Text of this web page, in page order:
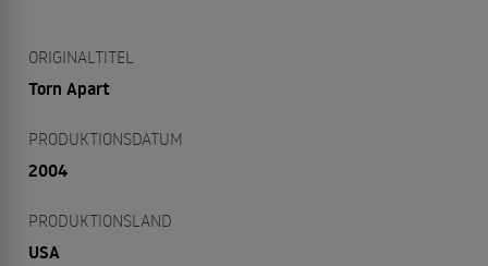
ORIGINALTITEL
Torn Apart
PRODUKTIONSDATUM
2004
PRODUKTIONSLAND
USA